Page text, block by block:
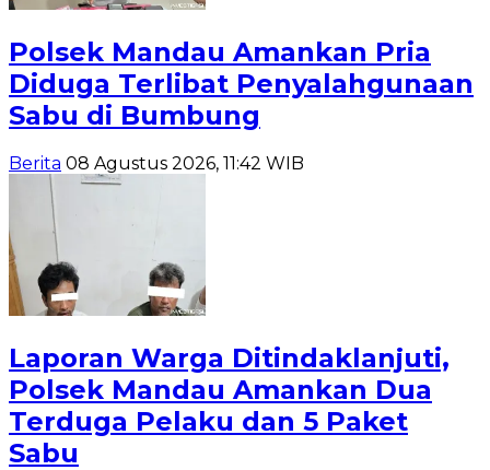
Polsek Mandau Amankan Pria
Diduga Terlibat Penyalahgunaan
Sabu di Bumbung
Berita 08 Agustus 2026, 11:42 WIB
Laporan Warga Ditindaklanjuti,
Polsek Mandau Amankan Dua
Terduga Pelaku dan 5 Paket
Sabu